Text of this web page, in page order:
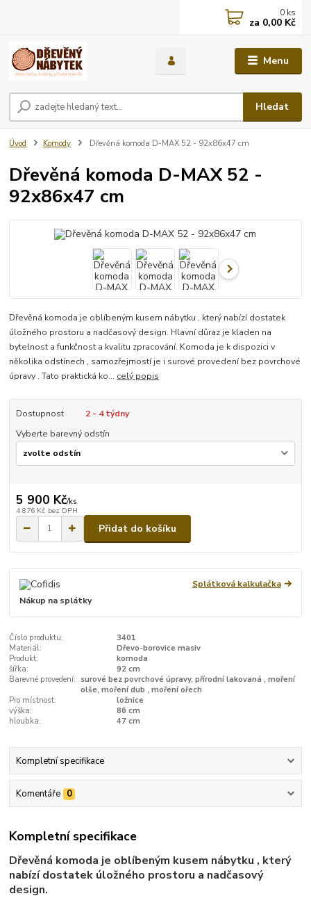
Menu
Hledat
0 ks
za 0,00 Kč
Úvod Komody Dřevěná komoda D-MAX 52 - 92x86x47 cm
Dřevěná komoda D-MAX 52 -
92x86x47 cm
Dřevěná komoda je oblíbeným kusem nábytku , který nabízí dostatek
úložného prostoru a nadčasový design. Hlavní důraz je kladen na
bytelnost a funkčnost a kvalitu zpracování. Komoda je k dispozici v
několika odstínech , samozřejmostí je i surové provedení bez povrchové
úpravy . Tato praktická ko... celý popis
Dostupnost
2 - 4 týdny
Vyberte barevný odstín
5 900 Kč/ks
4 876 Kč bez DPH
Přidat do košíku
Splátková kalkulačka
Nákup na splátky
Číslo produktu:
3401
Materiál:
Dřevo-borovice masiv
Produkt:
komoda
šířka:
92 cm
Barevné provedení: surové bez povrchové úpravy, přírodní lakovaná , moření
olše, moření dub , moření ořech
Pro místnost:
ložnice
výška:
86 cm
hloubka:
47 cm
Kompletní specifikace
Komentáře 0
Kompletní specifikace
Dřevěná komoda je oblíbeným kusem nábytku , který
nabízí dostatek úložného prostoru a nadčasový
design.